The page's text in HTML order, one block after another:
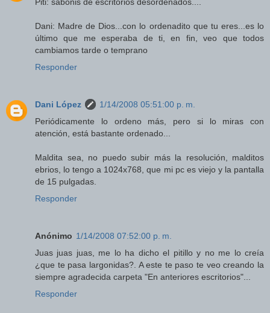
Piti: sabonis de escritorios desordenados....
Dani: Madre de Dios...con lo ordenadito que tu eres...es lo
último que me esperaba de ti, en fin, veo que todos
cambiamos tarde o temprano
Responder
Dani López
1/14/2008 05:51:00 p. m.
Periódicamente lo ordeno más, pero si lo miras con
atención, está bastante ordenado...
Maldita sea, no puedo subir más la resolución, malditos
ebrios, lo tengo a 1024x768, que mi pc es viejo y la pantalla
de 15 pulgadas.
Responder
Anónimo 1/14/2008 07:52:00 p. m.
Juas juas juas, me lo ha dicho el pitillo y no me lo creía
¿que te pasa largonidas?. A este te paso te veo creando la
siempre agradecida carpeta "En anteriores escritorios"...
Responder